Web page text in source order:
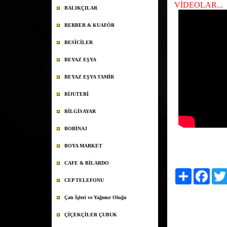
BALIKÇILAR
BERBER & KUAFÖR
BESİCİLER
BEYAZ EŞYA
BEYAZ EŞYA TAMİR
BİJUTERİ
BİLGİSAYAR
BOBİNAJ
BOYA MARKET
CAFE & BİLARDO
CEP TELEFONU
Çatı İşleri ve Yağmur Oluğu
ÇİÇEKÇİLER ÇUBUK
VİDEOLAR...
Paylaş